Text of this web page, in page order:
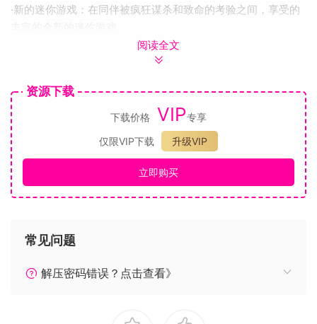
·新的迷你游戏：在同伴被疯狂谋杀和致命的考验之间，享受的
阅读全文
资源下载
下载价格 VIP专享
仅限VIP下载
升级VIP
立即购买
常见问题
解压密码错误？点击查看》